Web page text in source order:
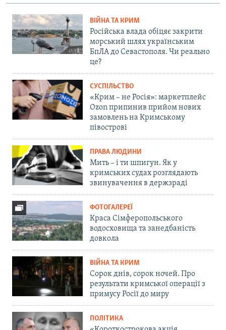
ВІЙНА ТА КРИМ
Російська влада обіцяє закрити
морський шлях українським
БпЛА до Севастополя. Чи реально
це?
СУСПІЛЬСТВО
«Крим – не Росія»: маркетплейс
Ozon припинив прийом нових
замовлень на Кримському
півострові
ПРАВА ЛЮДИНИ
Мить – і ти шпигун. Як у
кримських судах розглядають
звинувачення в держзраді
ФОТОГАЛЕРЕЇ
Краса Сімферопольського
водосховища та занедбаність
довкола
ВІЙНА ТА КРИМ
Сорок днів, сорок ночей. Про
результати кримської операції з
примусу Росії до миру
ПОЛІТИКА